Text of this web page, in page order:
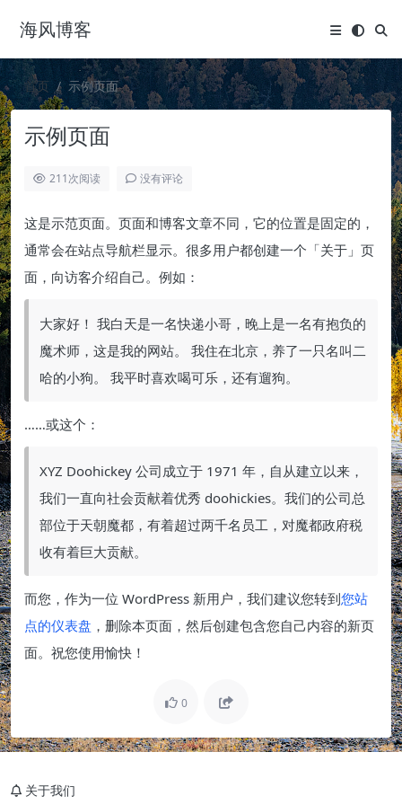
海风博客
首页 示例页面
示例页面
211次阅读 没有评论
这是示范页面。页面和博客文章不同，它的位置是固定的，
通常会在站点导航栏显示。很多用户都创建一个「关于」页
面，向访客介绍自己。例如：
大家好！ 我白天是一名快递小哥，晚上是一名有抱负的
魔术师，这是我的网站。 我住在北京，养了一只名叫二
哈的小狗。 我平时喜欢喝可乐，还有遛狗。
……或这个：
XYZ Doohickey 公司成立于 1971 年，自从建立以来，
我们一直向社会贡献着优秀 doohickies。我们的公司总
部位于天朝魔都，有着超过两千名员工，对魔都政府税
收有着巨大贡献。
而您，作为一位 WordPress 新用户，我们建议您转到您站
点的仪表盘 ，删除本页面，然后创建包含您自己内容的新页
面。祝您使用愉快！
0
关于我们